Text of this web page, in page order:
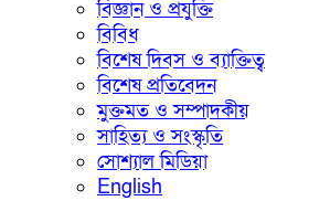
বিজ্ঞান ও প্রযুক্তি
বিবিধ
বিশেষ দিবস ও ব্যাক্তিত্ব
বিশেষ প্রতিবেদন
মুক্তমত ও সম্পাদকীয়
সাহিত্য ও সংস্কৃতি
সোশ্যাল মিডিয়া
English